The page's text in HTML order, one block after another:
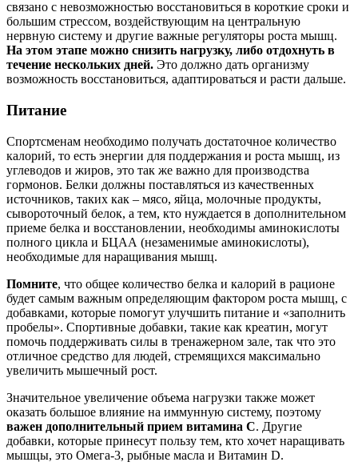
связано с невозможностью восстановиться в короткие сроки и
большим стрессом, воздействующим на центральную
нервную систему и другие важные регуляторы роста мышц.
На этом этапе можно снизить нагрузку, либо отдохнуть в
течение нескольких дней. Это должно дать организму
возможность восстановиться, адаптироваться и расти дальше.
Питание
Спортсменам необходимо получать достаточное количество
калорий, то есть энергии для поддержания и роста мышц, из
углеводов и жиров, это так же важно для производства
гормонов. Белки должны поставляться из качественных
источников, таких как – мясо, яйца, молочные продукты,
сывороточный белок, а тем, кто нуждается в дополнительном
приеме белка и восстановлении, необходимы аминокислоты
полного цикла и БЦАА (незаменимые аминокислоты),
необходимые для наращивания мышц.
Помните, что общее количество белка и калорий в рационе
будет самым важным определяющим фактором роста мышц, с
добавками, которые помогут улучшить питание и «заполнить
пробелы». Спортивные добавки, такие как креатин, могут
помочь поддерживать силы в тренажерном зале, так что это
отличное средство для людей, стремящихся максимально
увеличить мышечный рост.
Значительное увеличение объема нагрузки также может
оказать большое влияние на иммунную систему, поэтому
важен дополнительный прием витамина С. Другие
добавки, которые принесут пользу тем, кто хочет наращивать
мышцы, это Омега-3, рыбные масла и Витамин D.